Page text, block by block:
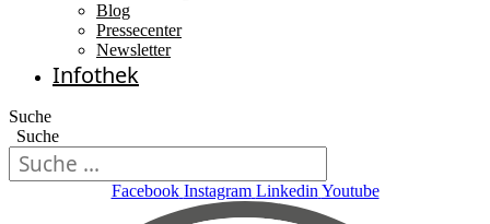
Blog
Pressecenter
Newsletter
Infothek
Suche
Suche
Facebook Instagram Linkedin Youtube